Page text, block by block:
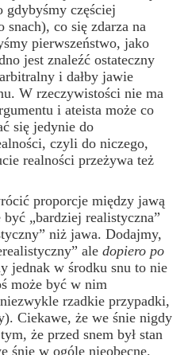
gdybyśmy częściej
co się zdarza na
pierwszeństwo, jako
jest znaleźć ostateczny
i dałby jawie
W rzeczywistości nie ma
i ateista może co
się jedynie do
czyli do niczego,
realności przeżywa też
proporcje między jawą
„bardziej realistyczna”
niż jawa. Dodajmy,
aledopiero po
jednak w środku snu to nie
może być w nim
rzadkie przypadki,
Ciekawe, że we śnie nigdy
że przed snem był stan
śnie w ogóle nieobecne.